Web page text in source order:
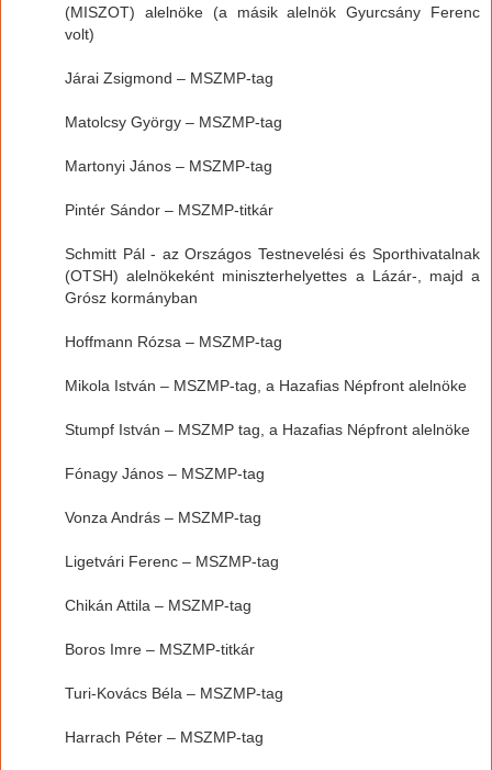
(MISZOT) alelnöke (a másik alelnök Gyurcsány Ferenc
volt)
Járai Zsigmond – MSZMP-tag
Matolcsy György – MSZMP-tag
Martonyi János – MSZMP-tag
Pintér Sándor – MSZMP-titkár
Schmitt Pál - az Országos Testnevelési és Sporthivatalnak
(OTSH) alelnökeként miniszterhelyettes a Lázár-, majd a
Grósz kormányban
Hoffmann Rózsa – MSZMP-tag
Mikola István – MSZMP-tag, a Hazafias Népfront alelnöke
Stumpf István – MSZMP tag, a Hazafias Népfront alelnöke
Fónagy János – MSZMP-tag
Vonza András – MSZMP-tag
Ligetvári Ferenc – MSZMP-tag
Chikán Attila – MSZMP-tag
Boros Imre – MSZMP-titkár
Turi-Kovács Béla – MSZMP-tag
Harrach Péter – MSZMP-tag